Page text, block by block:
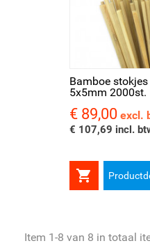
Bamboe
5x5mm 2000st.
Prijs
€ 89,00 excl.
€ 107,69 incl.

Item 1-8 van 8 in totaal